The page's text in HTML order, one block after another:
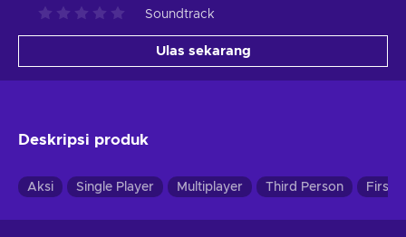
Soundtrack
Ulas sekarang
Deskripsi produk
Aksi Single Player Multiplayer Third Person First